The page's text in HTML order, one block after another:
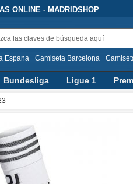
ONLINE - MADRIDSHOP
Espana Camiseta Barcelona
Bundesliga Ligue 1